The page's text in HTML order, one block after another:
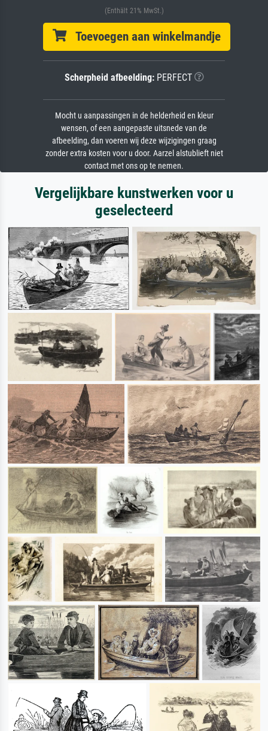
(Enthält 21% MwSt.)
Toevoegen aan winkelmandje
Scherpheid afbeelding:PERFECT
Mocht u aanpassingen in de helderheid en kleur
wensen, of een aangepaste uitsnede van de
afbeelding, dan voeren wij deze wijzigingen graag
zonder extra kosten voor u door. Aarzel alstublieft niet
contact met ons op te nemen.
Vergelijkbare kunstwerken voor u
geselecteerd